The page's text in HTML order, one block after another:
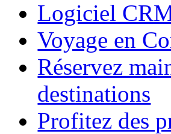
Logiciel
Voyage en
Réservez
destinations
Profitez des